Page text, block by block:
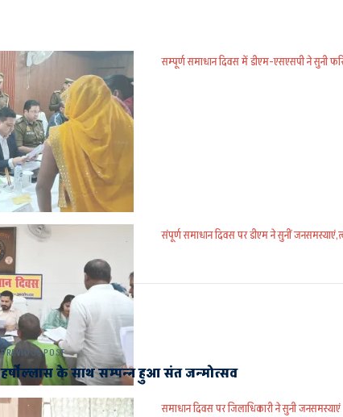
सम्पूर्ण समाधान दिवस में डीएम-एसएसपी ने सुनी
संपूर्ण समाधान दिवस पर डीएम ने सुनीं
समाधान दिवस पर जिलाधिकारी ने सुनी जनसमस्याएं
PREVIOUS POST
हर्षोल्लास के साथ सम्पन्न हुआ संत जन्मोत्सव